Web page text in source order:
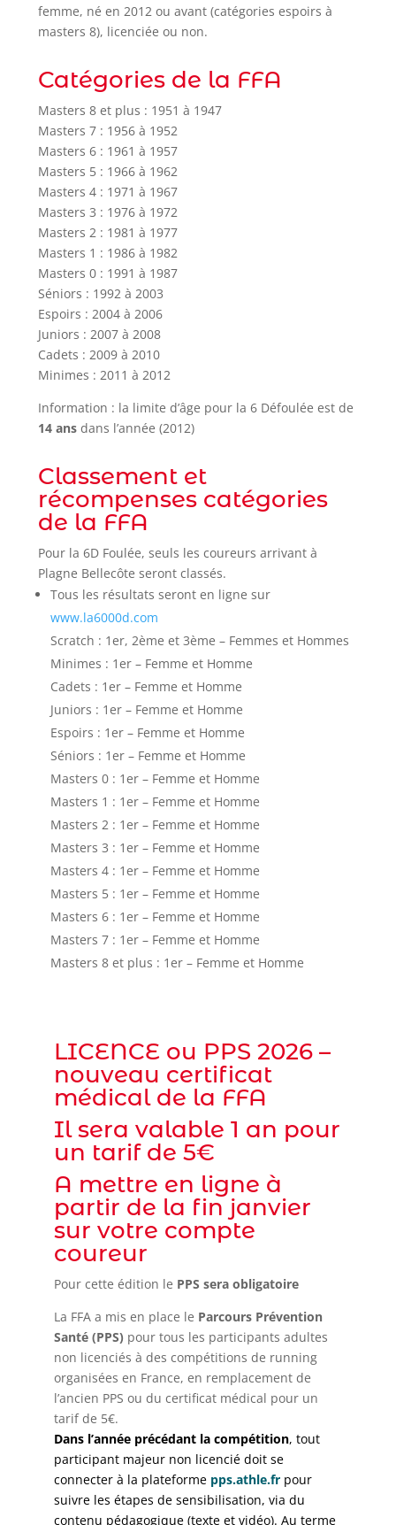
femme, né en 2012 ou avant (catégories espoirs à
masters 8), licenciée ou non.
Catégories de la FFA
Masters 8 et plus : 1951 à 1947
Masters 7 : 1956 à 1952
Masters 6 : 1961 à 1957
Masters 5 : 1966 à 1962
Masters 4 : 1971 à 1967
Masters 3 : 1976 à 1972
Masters 2 : 1981 à 1977
Masters 1 : 1986 à 1982
Masters 0 : 1991 à 1987
Séniors : 1992 à 2003
Espoirs : 2004 à 2006
Juniors : 2007 à 2008
Cadets : 2009 à 2010
Minimes : 2011 à 2012
Information : la limite d’âge pour la 6 Défoulée est de
14 ansdans l’année (2012)
Classement et
récompenses catégories
de la FFA
Pour la 6D Foulée, seuls les coureurs arrivant à
Plagne Bellecôte seront classés.
Tous les résultats seront en ligne sur
www.la6000d.com
Scratch : 1er, 2ème et 3ème – Femmes et Hommes
Minimes : 1er – Femme et Homme
Cadets : 1er – Femme et Homme
Juniors : 1er – Femme et Homme
Espoirs : 1er – Femme et Homme
Séniors : 1er – Femme et Homme
Masters 0 : 1er – Femme et Homme
Masters 1 : 1er – Femme et Homme
Masters 2 : 1er – Femme et Homme
Masters 3 : 1er – Femme et Homme
Masters 4 : 1er – Femme et Homme
Masters 5 : 1er – Femme et Homme
Masters 6 : 1er – Femme et Homme
Masters 7 : 1er – Femme et Homme
Masters 8 et plus : 1er – Femme et Homme
LICENCE ou PPS 2026 –
nouveau certificat
médical de la FFA
Il sera valable 1 an pour
un tarif de 5€
A mettre en ligne à
partir de la fin janvier
sur votre compte
coureur
Pour cette édition le PPS sera obligatoire
La FFA a mis en place le Parcours Prévention
Santé (PPS) pour tous les participants adultes
non licenciés à des compétitions de running
organisées en France, en remplacement de
l’ancien PPS ou du certificat médical pour un
tarif de 5€.
Dans l’année précédant la compétition, tout
participant majeur non licencié doit se
connecter à la plateforme pps.athle.frpour
suivre les étapes de sensibilisation, via du
contenu pédagogique (texte et vidéo). Au terme